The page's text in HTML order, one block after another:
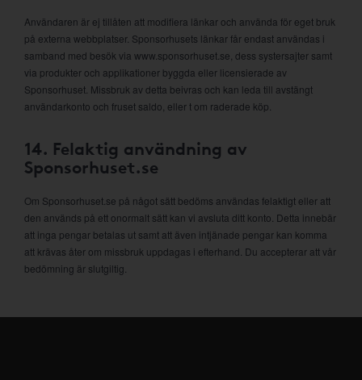
Användaren är ej tillåten att modifiera länkar och använda för eget bruk
på externa webbplatser. Sponsorhusets länkar får endast användas i
samband med besök via www.sponsorhuset.se, dess systersajter samt
via produkter och applikationer byggda eller licensierade av
Sponsorhuset. Missbruk av detta beivras och kan leda till avstängt
användarkonto och fruset saldo, eller t om raderade köp.
14. Felaktig användning av
Sponsorhuset.se
Om Sponsorhuset.se på något sätt bedöms användas felaktigt eller att
den används på ett onormalt sätt kan vi avsluta ditt konto. Detta innebär
att inga pengar betalas ut samt att även intjänade pengar kan komma
att krävas åter om missbruk uppdagas i efterhand. Du accepterar att vår
bedömning är slutgiltig.